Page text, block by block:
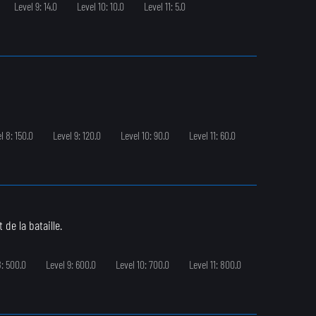
Level 9: 14.0 Level 10: 10.0
Level 11: 5.0
8: 150.0 Level 9: 120.0 Level 10: 90.0
Level 11: 60.0
la bataille.
500.0 Level 9: 600.0 Level 10: 700.0
Level 11: 800.0